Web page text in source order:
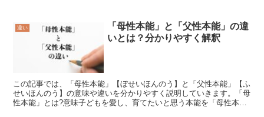
違い
「母性本能」と「父性本能」の違
いとは？分かりやすく解釈
この記事では、「母性本能」【ぼせいほんのう】と「父性本能」【ふ
せいほんのう】の意味や違いを分かりやすく説明していきます。「母
性本能」とは?意味子どもを愛し、育てたいと思う本能を「母性本